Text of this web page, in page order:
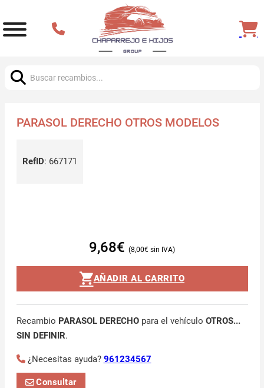
PARASOL DERECHO OTROS MODELOS
RefID: 667171
9,68€ 8,00€
AÑADIR AL CARRITO
Recambio PARASOL DERECHOpara el vehículo OTROS...
SIN DEFINIR.
¿Necesitas ayuda? 961234567
Consultar